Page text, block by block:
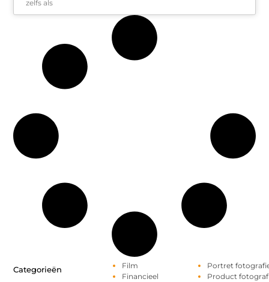
zelfs als
Categorieën
Film
Financieel
Portret
Product